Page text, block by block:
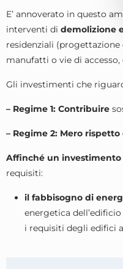
E’ annoverato in questo
interventi di demolizione
residenziali
manufatti o vie di accesso,
Gli investimenti che
– Regime 1: Contribuire
– Regime 2: Mero
Affinché un investimento
requisiti:
il fabbisogno di
energetica
i requisiti degli edifici